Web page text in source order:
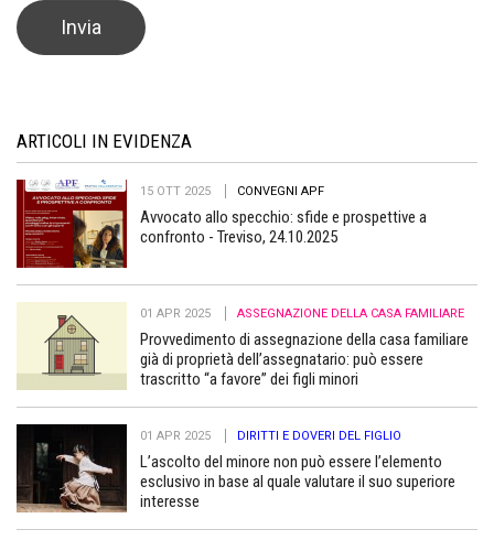
ARTICOLI IN EVIDENZA
15 OTT 2025 CONVEGNI APF
Avvocato allo specchio: sfide e prospettive a
confronto - Treviso, 24.10.2025
01 APR 2025 ASSEGNAZIONE DELLA CASA FAMILIARE
Provvedimento di assegnazione della casa familiare
già di proprietà dell’assegnatario: può essere
trascritto “a favore” dei figli minori
01 APR 2025 DIRITTI E DOVERI DEL FIGLIO
L’ascolto del minore non può essere l’elemento
esclusivo in base al quale valutare il suo superiore
interesse